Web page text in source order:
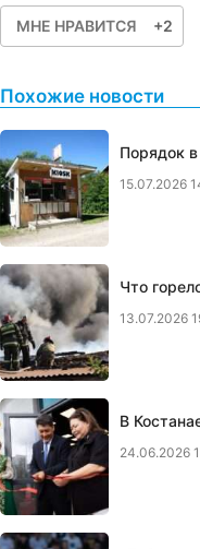
МНЕ НРАВИТСЯ +2
Похожие новости
Порядок
15.07.2026
Что
13.07.2026
В
24.06.2026